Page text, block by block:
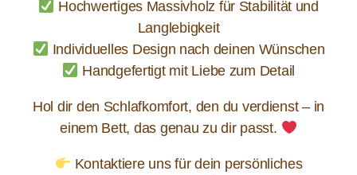
Hochwertiges Massivholz für Stabilität und
Langlebigkeit
Individuelles Design nach deinen Wünschen
Handgefertigt mit Liebe zum Detail
Hol dir den Schlafkomfort, den du verdienst – in
einem Bett, das genau zu dir passt.
Kontaktiere uns für dein persönliches